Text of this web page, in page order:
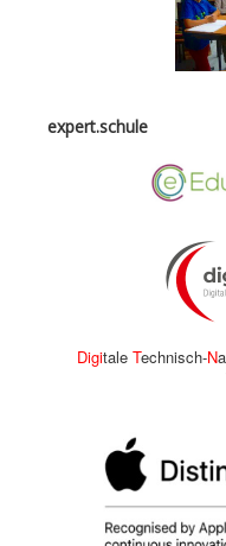
expert.schule
Digitale Technisch-N